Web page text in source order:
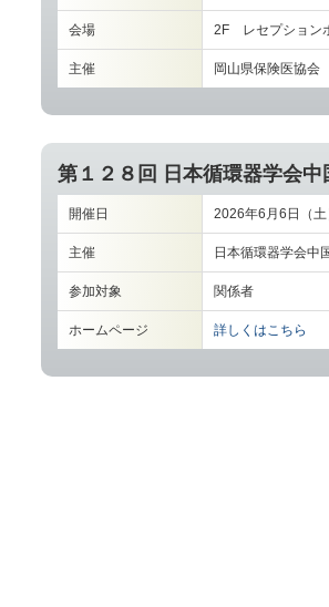
会場 2F レセプション
主催 岡山県保険医協会
第１２８回 日本循環器学会
開催日 2026年6月6日（土
主催 日本循環器学会中
参加対象 関係者
ホームページ 詳しくはこちら